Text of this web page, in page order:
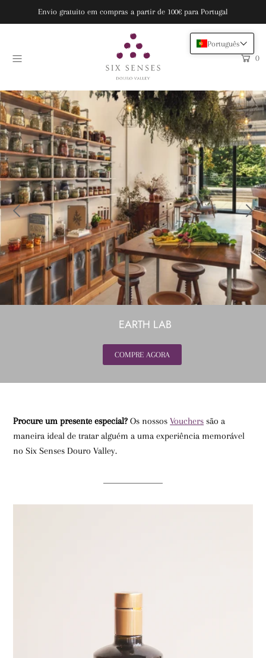
Envio gratuito em compras a partir de 100€ para Portugal
0
DESCOBRIR MAIS
COMPRE AGORA
EARTH LAB
COMPRE AGORA
COMPRE AGORA
Procure um presente especial? Os nossosVouchers são a
maneira ideal de tratar alguém a uma experiência memorável
no Six Senses Douro Valley.
VOUCHERS
VINHO
THE FARM
EARTH LAB
HOME & LIFESTYLE
RESERVAR
Entre ou crie uma conta
Português